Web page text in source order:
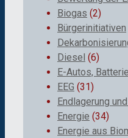
Biogas (2)
Bürgerinitiativen
Diesel (6)
E-Autos,
EEG (31)
Endlagerung
Energie (34)
Energie aus